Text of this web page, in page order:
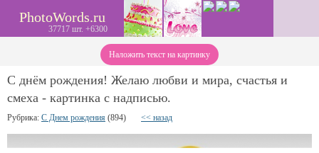
PhotoWords.ru
37717 шт. +6300
Наложить текст на картинку
С днём рождения! Желаю любви и мира, счастья и
смеха - картинка с надписью.
Рубрика: С Днем рождения (894) << назад